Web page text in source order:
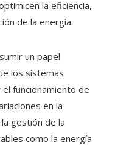
la eficiencia,
de la energía.
un papel
los sistemas
funcionamiento de
en la
gestión de la
como la energía